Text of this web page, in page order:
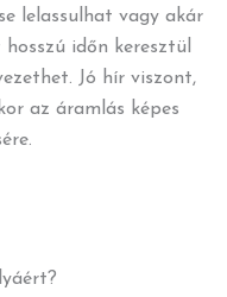
lelassulhat vagy akár
időn keresztül
Jó hír viszont,
az áramlás képes